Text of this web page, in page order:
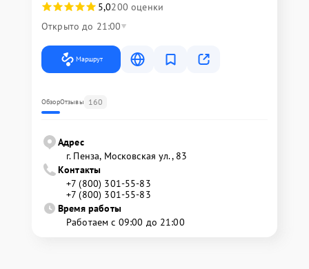
5,0200 оценки
Открыто до 21:00
Маршрут
ОбзорОтзывы 160
Адрес
г. Пенза, Московская ул., 83
Контакты
+7 (800) 301-55-83
+7 (800) 301-55-83
Время работы
Работаем с 09:00 до 21:00